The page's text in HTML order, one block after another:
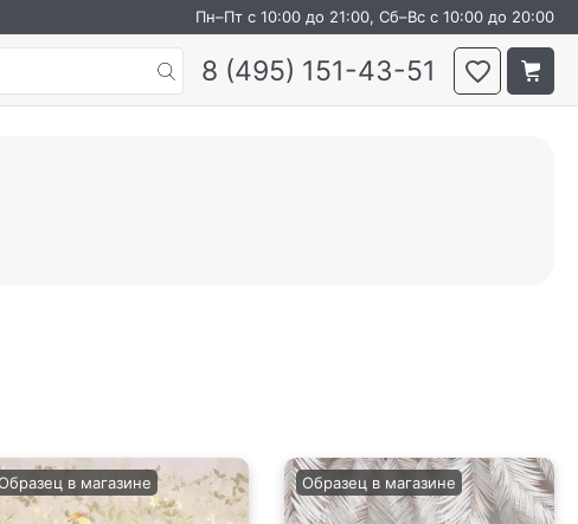
Пн–Пт с 10:00 до 21:00, Сб–Вс с 10:00 до 20:00
8 (495) 151-43-51
в магазине Образец в магазине